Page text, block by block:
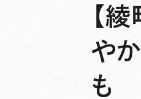
【
や
も